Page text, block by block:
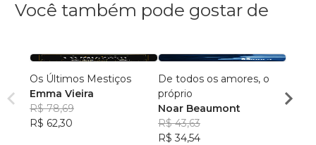
Você também pode gostar de
Os Últimos Mestiços
Emma Vieira
R$ 78,69
R$ 62,30
De todos os amores, o
próprio
Noar Beaumont
R$ 43,63
R$ 34,54